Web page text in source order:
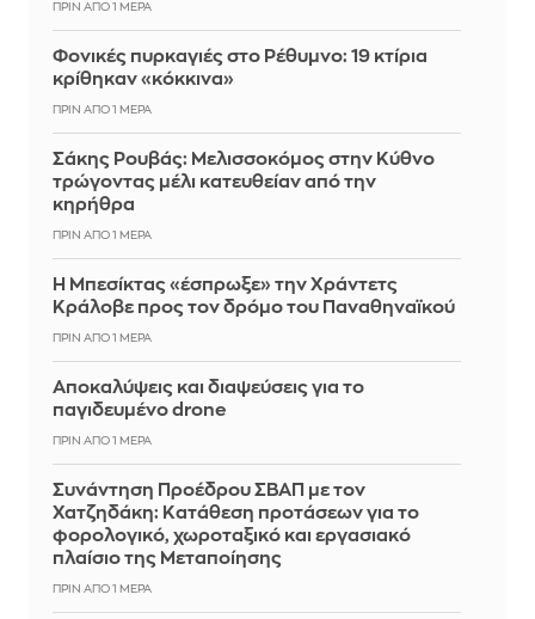
ΠΡΙΝ ΑΠΌ 1 ΜΈΡΑ
Φονικές πυρκαγιές στο Ρέθυμνο: 19 κτίρια
κρίθηκαν «κόκκινα»
ΠΡΙΝ ΑΠΌ 1 ΜΈΡΑ
Σάκης Ρουβάς: Μελισσοκόμος στην Κύθνο
τρώγοντας μέλι κατευθείαν από την
κηρήθρα
ΠΡΙΝ ΑΠΌ 1 ΜΈΡΑ
Η Μπεσίκτας «έσπρωξε» την Χράντετς
Κράλοβε προς τον δρόμο του Παναθηναϊκού
ΠΡΙΝ ΑΠΌ 1 ΜΈΡΑ
Αποκαλύψεις και διαψεύσεις για το
παγιδευμένο drone
ΠΡΙΝ ΑΠΌ 1 ΜΈΡΑ
Συνάντηση Προέδρου ΣΒΑΠ με τον
Χατζηδάκη: Κατάθεση προτάσεων για το
φορολογικό, χωροταξικό και εργασιακό
πλαίσιο της Μεταποίησης
ΠΡΙΝ ΑΠΌ 1 ΜΈΡΑ